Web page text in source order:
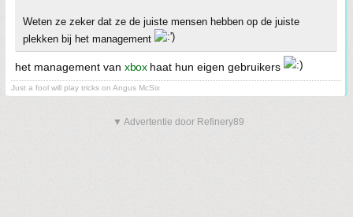
Weten ze zeker dat ze de juiste mensen hebben op de juiste
plekken bij het management
het management van xboxhaat hun eigen gebruikers
Just a fool will play tricks on Angus McSix
▼ Advertentie door Refinery89